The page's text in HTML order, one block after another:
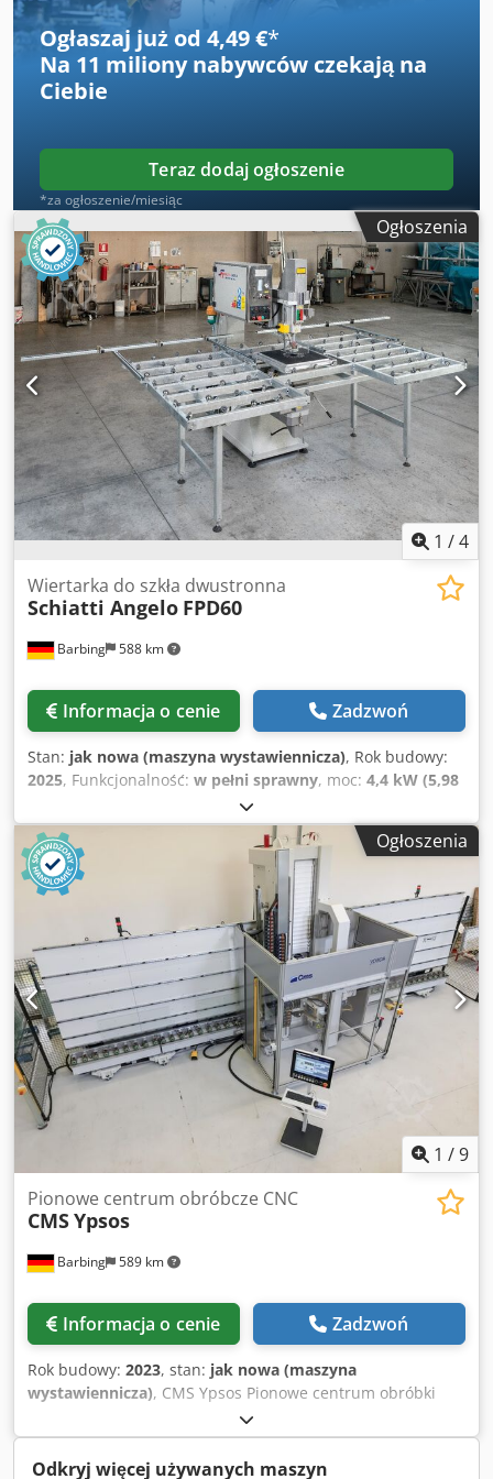
Ogłaszaj już od 4,49 €*
Na 11 miliony nabywców czekają na
Ciebie
Teraz dodaj ogłoszenie
*za ogłoszenie/miesiąc
Ogłoszenia
1 /4
Barbing 588 km
Wiertarka do szkła dwustronna
Schiatti Angelo FPD60
Informacja o cenie Zadzwoń
Stan: jak nowa (maszyna wystawiennicza), Rok budowy:
2025, Funkcjonalność: w pełni sprawny, moc: 4,4 kW (5,98
, Schiatti Angelo FPD60 dwustronna wiertarka
Csdpfowd Ertsx Abujrf Maks. głębokość wiercenia: 1100 /
1300 / 1600 mm Grubość szkła: 2-28 mm Maks. średnica 3-
100 (automatyczna) 3-200 mm (ręczna) Prędkość: 200 -
4500 obr./min sterowana częstotliwością Zapotrzebowanie
na moc: 4,4 kW
Ogłoszenia
1 /9
Barbing 589 km
Pionowe centrum obróbcze CNC
CMSYpsos
Informacja o cenie Zadzwoń
Rok budowy: 2023, stan: jak nowa (maszyna
wystawiennicza), CMS Ypsos Pionowe centrum obróbki
szkła Wymiary obróbki: Maks. długość szkła: 3,200 / 4,500 /
6,000 mm Cjdepygraopfx Abujrf Maks. Wysokość szkła: 2
200 / 2 800 / 3 300 mm Min. długość szkła: 420 mm Min.
Odkryj więcej używanych maszyn